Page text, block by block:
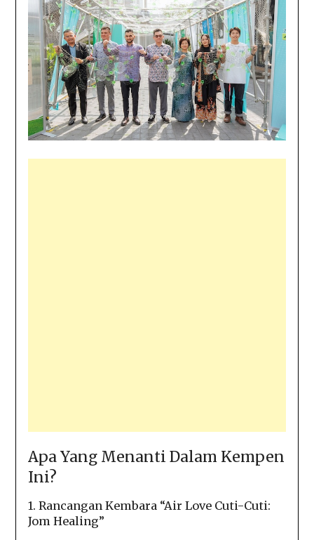
Apa Yang Menanti Dalam Kempen
Ini?
1. Rancangan Kembara “Air Love Cuti-Cuti:
Jom Healing”